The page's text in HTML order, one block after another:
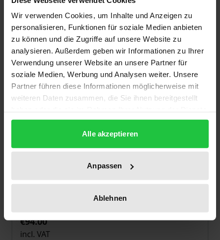
Wir verwenden Cookies, um Inhalte und Anzeigen zu
personalisieren, Funktionen für soziale Medien anbieten
zu können und die Zugriffe auf unsere Website zu
analysieren. Außerdem geben wir Informationen zu Ihrer
Verwendung unserer Website an unsere Partner für
soziale Medien, Werbung und Analysen weiter. Unsere
Partner führen diese Informationen möglicherweise mit
weiteren Daten zusammen, die Sie ihnen bereitgestellt
gesammelt haben.
Alle akzeptieren
Anpassen
Ablehnen
The price depends on the options chosen on the
€94.00
incl. VAT